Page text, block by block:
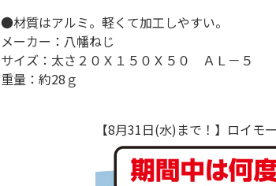
●材質はアルミ。軽くて加工しやすい。
メーカー：八幡ねじ
サイズ：太さ２０Ｘ１５０Ｘ５０ ＡＬ－５
重量：約28ｇ
【8月31日(水)まで！】ロイモ